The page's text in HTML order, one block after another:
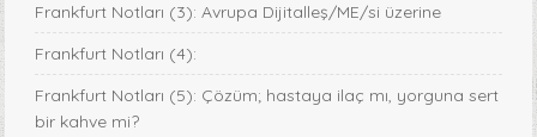
Frankfurt Notları (3): Avrupa Dijitalleş/ME/si üzerine
Frankfurt Notları (4):
Frankfurt Notları (5): Çözüm; hastaya ilaç mı, yorguna sert
bir kahve mi?